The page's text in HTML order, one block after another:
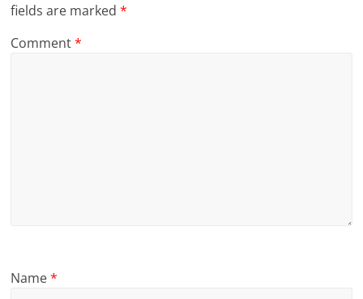
fields are marked*
Comment*
Name*